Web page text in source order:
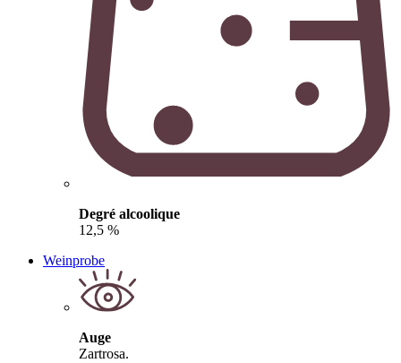
Degré alcoolique
12,5 %
Weinprobe
Auge
Zartrosa.